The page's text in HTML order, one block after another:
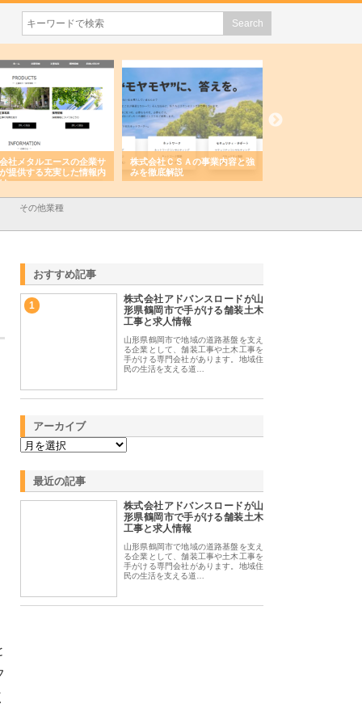
社メタルエースの企業サ
提供する充実した情報内
株式会社ＣＳＡの事業内容と強
みを徹底解説
その他業種
おすすめ記事
1
株式会社アドバンスロードが山
形県鶴岡市で手がける舗装土木
工事と求人情報
山形県鶴岡市で地域の道路基盤を支え
る企業として、舗装工事や土木工事を
手がける専門会社があります。地域住
民の生活を支える道…
アーカイブ
最近の記事
株式会社アドバンスロードが山
形県鶴岡市で手がける舗装土木
工事と求人情報
山形県鶴岡市で地域の道路基盤を支え
る企業として、舗装工事や土木工事を
手がける専門会社があります。地域住
民の生活を支える道…